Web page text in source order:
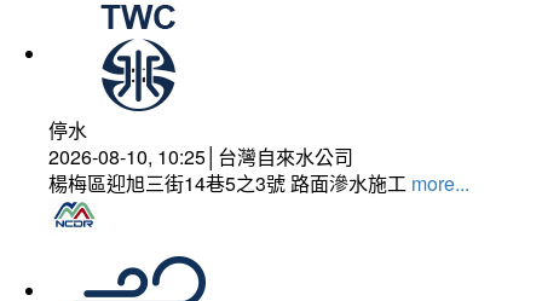
停水
2026-08-10, 10:25│台灣自來水公司
楊梅區迎旭三街14巷5之3號 路面滲水施工 more...